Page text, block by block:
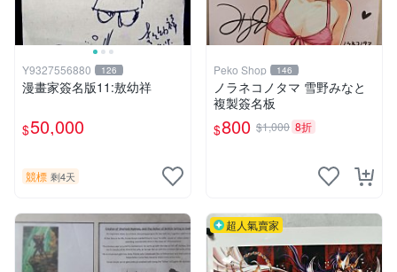
Y9327556880 126
漫畫家簽名版11:敖幼祥
$50,000
競標 剩4天
Peko Shop 146
ノラネコノタマ 雪野みなと
複製簽名板
$800 $1,000 8折
超人氣賣家